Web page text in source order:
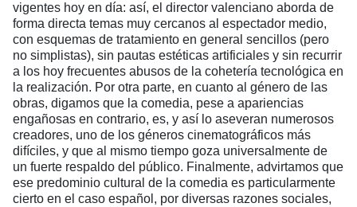
vigentes hoy en día: así, el director valenciano aborda de
forma directa temas muy cercanos al espectador medio,
con esquemas de tratamiento en general sencillos (pero
no simplistas), sin pautas estéticas artificiales y sin recurrir
a los hoy frecuentes abusos de la cohetería tecnológica en
la realización. Por otra parte, en cuanto al género de las
obras, digamos que la comedia, pese a apariencias
engañosas en contrario, es, y así lo aseveran numerosos
creadores, uno de los géneros cinematográficos más
difíciles, y que al mismo tiempo goza universalmente de
un fuerte respaldo del público. Finalmente, advirtamos que
ese predominio cultural de la comedia es particularmente
cierto en el caso español, por diversas razones sociales,